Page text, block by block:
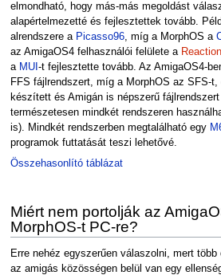
elmondható, hogy más-más megoldást
alapértelmezetté és fejlesztettek tovább.
alrendszere a Picasso96, míg a MorphOS a
az AmigaOS4 felhasználói felülete a Reaction
a MUI -t fejlesztette tovább. Az AmigaOS4-
FFS fájlrendszert, míg a MorphOS az SFS-
készített és Amigán is népszerű
természetesen mindkét rendszeren
is). Mindkét rendszerben megtalálható egy
programok futtatását teszi lehetővé.
Összehasonlító táblázat
Miért nem portolják az
MorphOS-t PC-re?
Erre nehéz egyszerűen válaszolni, mert
az amigás közösségen belül van egy